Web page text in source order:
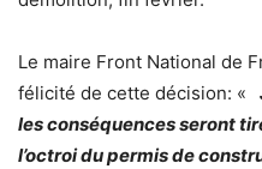
Le maire Front National de
félicité de cette décision: «
les conséquences seront
l’octroi du permis de